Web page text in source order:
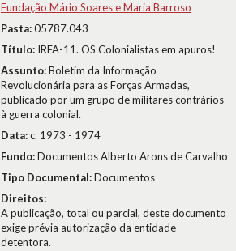
Fundação Mário Soares e Maria Barroso
Pasta:05787.043
Título: IRFA-11. OS Colonialistas em apuros!
Assunto:Boletim da Informação
Revolucionária para as Forças Armadas,
publicado por um grupo de militares contrários
à guerra colonial.
Data:c. 1973 - 1974
Fundo:Documentos Alberto Arons de Carvalho
Tipo Documental:Documentos
Direitos:
A publicação, total ou parcial, deste documento
exige prévia autorização da entidade
detentora.